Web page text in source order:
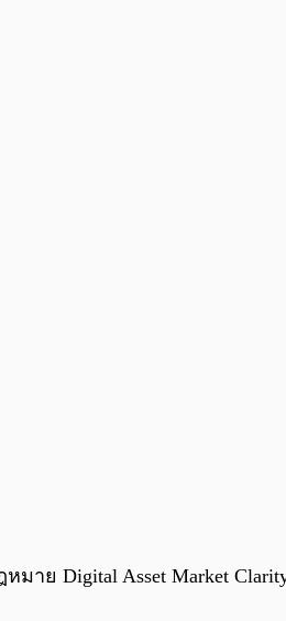
ย Digital Asset Market